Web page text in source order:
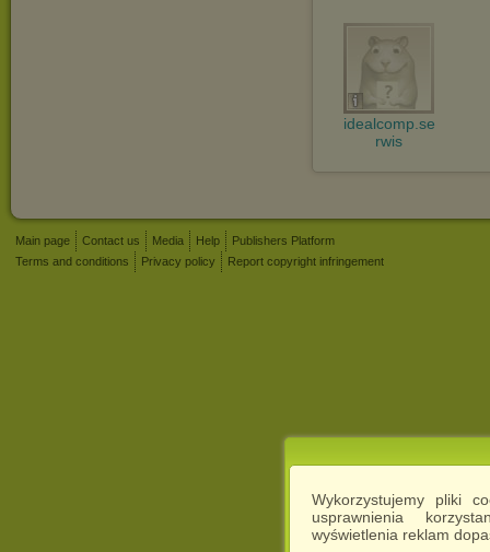
Wykorzystujemy pliki
usprawnienia
wyświetlenia reklam
idealcomp.se
rwis
Main page Contact us Media Help
Publishers Platform
Terms and conditions
Privacy policy Report copyright infringement